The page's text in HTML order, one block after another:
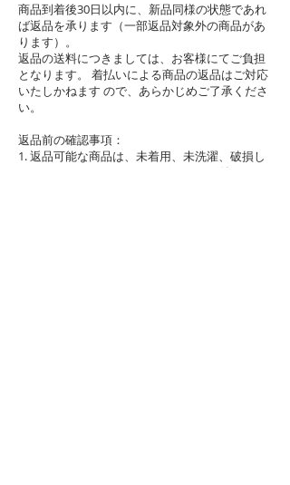
商品到着後30日以内に、新品同様の状態であれ
ば返品を承ります（一部返品対象外の商品があ
ります）。
返品の送料につきましては、お客様にてご負担
となります。 着払いによる商品の返品はご対応
いたしかねます ので、あらかじめご了承くださ
い。
返品前の確認事項：
1. 返品可能な商品は、未着用、未洗濯、破損し
ていない、オリジナルのタグがすべて付いてい